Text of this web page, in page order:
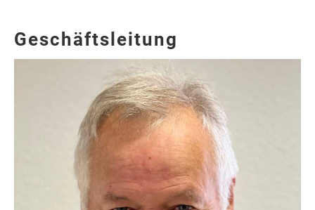
Geschäftsleitung